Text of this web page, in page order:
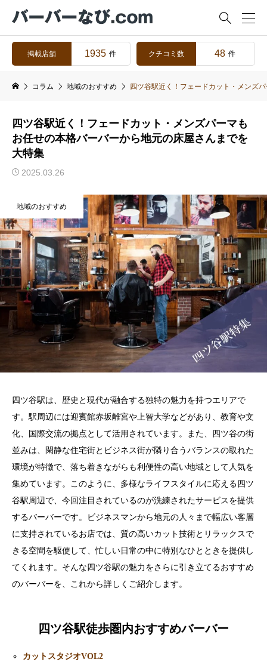

掲載店舗 1935 件 クチコミ数 48 件
コラム 地域のおすすめ 四ツ谷駅近く！フェードカット・メンズ
四ツ谷駅近く！フェードカット・メンズパーマも
お任せの本格バーバーから地元の床屋さんまでを
大特集
2025.03.26
地域のおすすめ
四ツ谷駅は、歴史と現代が融合する独特の魅力を持つエリアで
す。駅周辺には迎賓館赤坂離宮や上智大学などがあり、教育や文
化、国際交流の拠点として活用されています。また、四ツ谷の街
並みは、閑静な住宅街とビジネス街が隣り合うバランスの取れた
環境が特徴で、落ち着きながらも利便性の高い地域として人気を
集めています。このように、多様なライフスタイルに応える四ツ
谷駅周辺で、今回注目されているのが洗練されたサービスを提供
するバーバーです。ビジネスマンから地元の人々まで幅広い客層
に支持されているお店では、質の高いカット技術とリラックスで
きる空間を駆使して、忙しい日常の中に特別なひとときを提供し
てくれます。そんな四ツ谷駅の魅力をさらに引き立てるおすすめ
のバーバーを、これから詳しくご紹介します。
四ツ谷駅徒歩圏内おすすめバーバー
カットスタジオVOL2